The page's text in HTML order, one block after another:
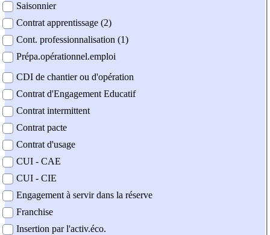
Saisonnier
Contrat apprentissage (2)
Cont. professionnalisation (1)
Prépa.opérationnel.emploi
CDI de chantier ou d'opération
Contrat d'Engagement Educatif
Contrat intermittent
Contrat pacte
Contrat d'usage
CUI - CAE
CUI - CIE
Engagement à servir dans la réserve
Franchise
Insertion par l'activ.éco.